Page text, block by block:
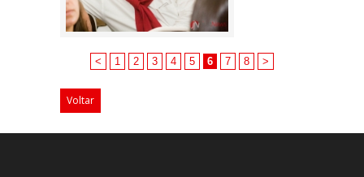
< 1 2 3 4 5 6 7 8 >
Voltar